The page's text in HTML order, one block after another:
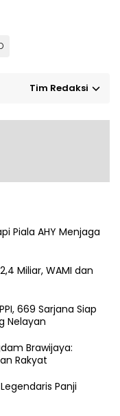
Tim Redaksi
Piala AHY Menjaga
Miliar, WAMI dan
669 Sarjana Siap
Nelayan
Brawijaya:
Rakyat
Panji